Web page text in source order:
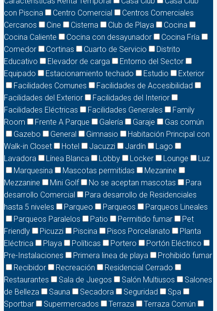
con Piscina
Centro Comercial
Centros Comerciales
Cercanos
Cine Cisterna Club de Playa
Cocina
Cocina Caliente
Cocina con desayunador
Cocina Fría
Comedor
Cortinas Cuarto de Servicio
Distrito
Educativo
Elevador de carga
Entorno del Sector
Equipado
Estacionamiento techado Estudio
Exterior
Facilidades Comunes
Facilidades de Accesibilidad
Facilidades del Exterior
Facilidades del Interior
Facilidades Eléctricas
Facilidades Generales
Family
Room
Frente A Parque Galería Garaje
Gas común
Gazebo
General Gimnasio
Habitación Principal con
Walk-in Closet
Hotel Jacuzzi Jardín
Lago
Lavadora
Línea Blanca Lobby Locker Lounge
Luz
Marquesina
Mascotas permitidas
Mezanine
Mezzanine
Mini Golf No se aceptan mascotas
Para
desarrollo Comercial
Para desarrollo de Residenciales
hasta 5 niveles
Parqueo Parqueos
Parqueos Lineales
Parqueos Paralelos
Patio Permitido fumar
Pet
Friendly
Picuzzi Piscina Pisos Porcelanato
Planta
Eléctrica
Playa Políticas Portero
Portón Eléctrico
Pre-Instalaciones
Primera linea de playa
Prohibido fumar
Recibidor
Recreación
Residencial Cerrado
Restaurantes
Sala de Juegos Salón Multiusos
Salones
de Belleza
Sauna Secadora Seguridad
Spa
Sportbar
Supermercados Terraza
Terraza Común